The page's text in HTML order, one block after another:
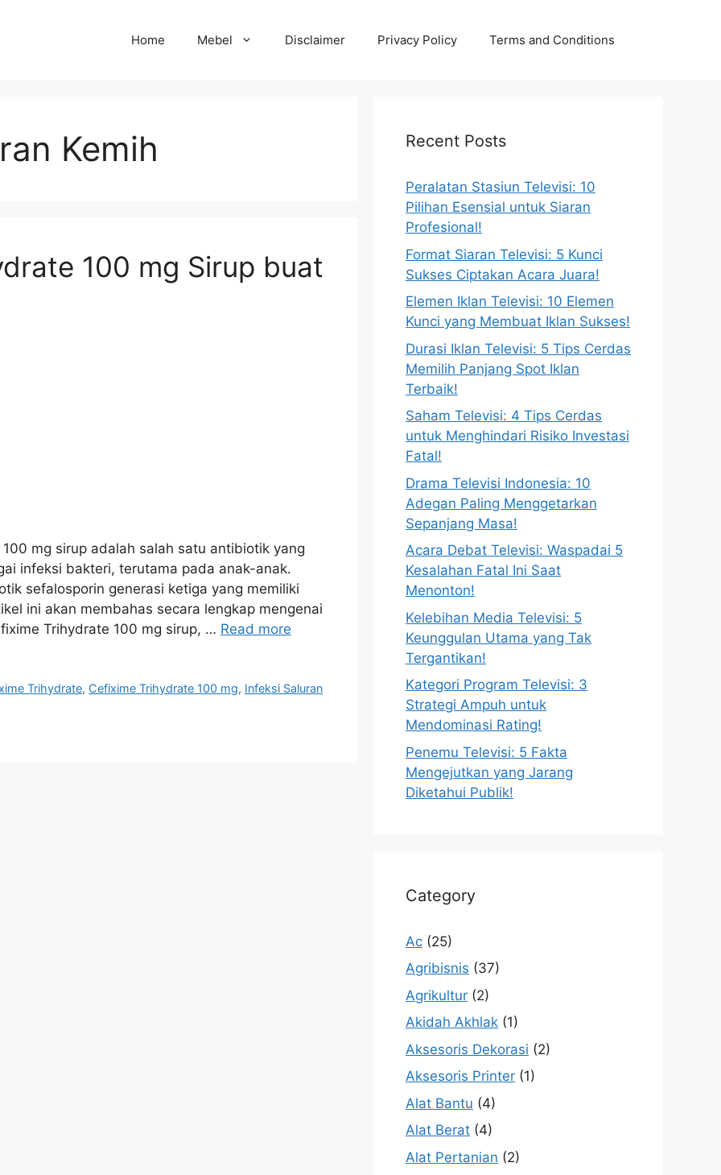
Home Mebel Disclaimer Privacy Policy Terms and Conditions
Kemih
100 mg Sirup buat
mg sirup adalah salah satu antibiotik yang
infeksi bakteri, terutama pada anak-anak.
sefalosporin generasi ketiga yang memiliki
ini akan membahas secara lengkap mengenai
Trihydrate 100 mg sirup, … Read more
Trihydrate, Cefixime Trihydrate 100 mg, Infeksi Saluran
Recent Posts
Peralatan Stasiun Televisi: 10
Pilihan Esensial untuk Siaran
Profesional!
Format Siaran Televisi: 5 Kunci
Sukses Ciptakan Acara Juara!
Elemen Iklan Televisi: 10 Elemen
Kunci yang Membuat Iklan Sukses!
Durasi Iklan Televisi: 5 Tips Cerdas
Memilih Panjang Spot Iklan
Terbaik!
Saham Televisi: 4 Tips Cerdas
untuk Menghindari Risiko Investasi
Fatal!
Drama Televisi Indonesia: 10
Adegan Paling Menggetarkan
Sepanjang Masa!
Acara Debat Televisi: Waspadai 5
Kesalahan Fatal Ini Saat
Menonton!
Kelebihan Media Televisi: 5
Keunggulan Utama yang Tak
Tergantikan!
Kategori Program Televisi: 3
Strategi Ampuh untuk
Mendominasi Rating!
Penemu Televisi: 5 Fakta
Mengejutkan yang Jarang
Diketahui Publik!
Category
Ac (25)
Agribisnis (37)
Agrikultur (2)
Akidah Akhlak (1)
Aksesoris Dekorasi (2)
Aksesoris Printer (1)
Alat Bantu (4)
Alat Berat (4)
Alat Pertanian (2)